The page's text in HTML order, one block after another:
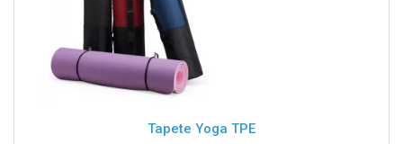
Tapete Yoga TPE